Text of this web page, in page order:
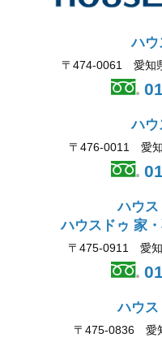
ハウ
〒474-0061 愛知
ハウ
〒476-0011 愛
ハウ
ハウスドゥ 家
〒475-0911 愛知
ハウ
〒475-0836 愛